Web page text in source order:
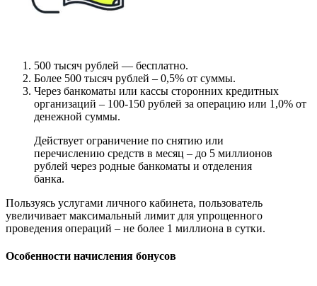
500 тысяч рублей — бесплатно.
Более 500 тысяч рублей – 0,5% от суммы.
Через банкоматы или кассы сторонних кредитных
организаций – 100-150 рублей за операцию или 1,0% от
денежной суммы.
Действует ограничение по снятию или
перечислению средств в месяц – до 5 миллионов
рублей через родные банкоматы и отделения
банка.
Пользуясь услугами личного кабинета, пользователь
увеличивает максимальный лимит для упрощенного
проведения операций – не более 1 миллиона в сутки.
Особенности начисления бонусов